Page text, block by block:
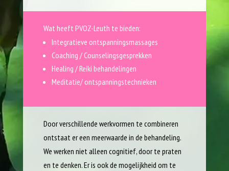
Wat heeft PVOZ-Leuth te bieden:
Integratieve ontspanningsmassages
Coaching / Counselingsgesprekken
Healing / Reiki behandelingen
Meditatie/ ontspanningstechnieken
Door verschillende werkvormen te combineren
ontstaat er een meerwaarde in de behandeling.
We werken niet alleen cognitief, door te praten
en te denken. Er is ook de mogelijkheid om te